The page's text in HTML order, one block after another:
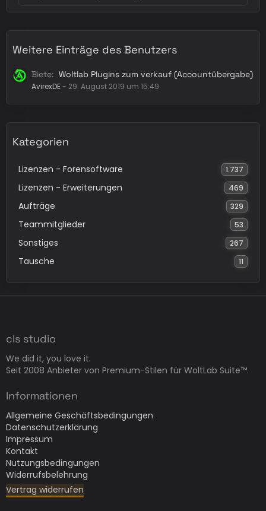
Weitere Einträge des Benutzers
Biete Woltlab Plugins zum verkauf (Accountübergabe)
AvirexDE- 29. August 2019 um 15:49
Kategorien
Lizenzen - Forensoftware 1.737
Lizenzen - Erweiterungen 469
Aufträge 329
Teammitglieder 53
Sonstiges 267
Tausche 11
cls studio
We did it, you love it.
Seit 2008 Anbieter von Premium-Stilen für WoltLab Suite™.
Informationen
Allgemeine Geschäftsbedingungen
Datenschutzerklärung
Impressum
Kontakt
Nutzungsbedingungen
Widerrufsbelehrung
Vertrag widerrufen